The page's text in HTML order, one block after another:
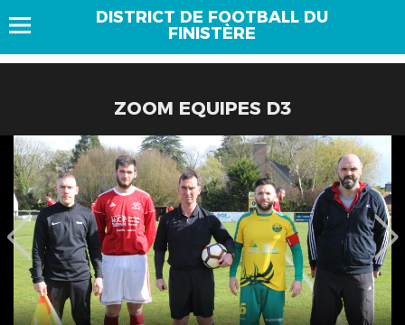
DISTRICT DE FOOTBALL DU
FINISTÈRE
ZOOM EQUIPES D3